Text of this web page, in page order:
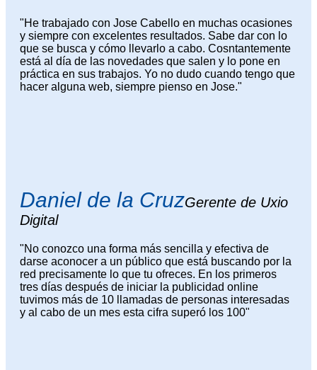
"He trabajado con Jose Cabello en muchas ocasiones
y siempre con excelentes resultados. Sabe dar con lo
que se busca y cómo llevarlo a cabo. Cosntantemente
está al día de las novedades que salen y lo pone en
práctica en sus trabajos. Yo no dudo cuando tengo que
hacer alguna web, siempre pienso en Jose."
Daniel de la CruzGerente de Uxio
Digital
"No conozco una forma más sencilla y efectiva de
darse aconocer a un público que está buscando por la
red precisamente lo que tu ofreces. En los primeros
tres días después de iniciar la publicidad online
tuvimos más de 10 llamadas de personas interesadas
y al cabo de un mes esta cifra superó los 100"